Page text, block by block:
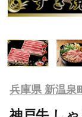
兵庫県 新温泉